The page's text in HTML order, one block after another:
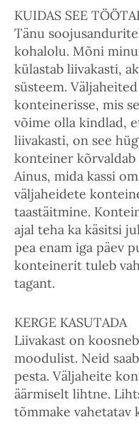
KUIDAS SEE
Tänu
kohalolu. Mõni
külastab liivakasti,
süsteem.
konteinerisse, mis
võime olla kindlad,
liivakasti, on see
konteiner kõrvaldab
Ainus, mida kassi
väljaheidete
taastäitmine.
ajal teha ka käsitsi
pea enam iga päev
konteinerit tuleb
tagant.
KERGE KASUTADA
Liivakast on
moodulist. Neid
pesta. Väljaheite
äärmiselt lihtne.
tõmmake vahetatav